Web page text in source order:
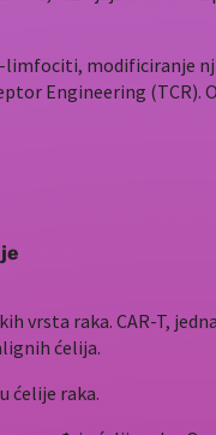
modificiranje
Engineering (TCR).
vrsta raka. CAR-T,
ćelija.
ćelije raka.